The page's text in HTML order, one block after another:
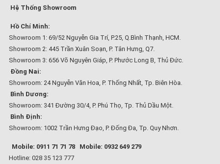
Hệ Thống Showroom
Hồ Chí Minh:
Showroom 1: 69/52 Nguyễn Gia Trí, P.25, Q.Bình Thạnh, HCM.
Showroom 2: 445 Trần Xuân Soạn, P. Tân Hưng, Q7.
Showroom 3: 656 Võ Nguyên Giáp, P. Phước Long B, Thủ Đức.
Đồng Nai:
Showroom: 24 Nguyễn Văn Hoa, P. Thống Nhất, Tp. Biên Hòa.
Bình Dương:
Showroom: 341 Đường 30/4, P. Phú Thọ, Tp. Thủ Dầu Một.
Bình Định:
Showroom: 1002 Trần Hưng Đạo, P. Đống Đa, Tp. Quy Nhơn.
Mobile: 0911 71 71 78
Mobile: 0932 649 279
Hotline: 028 35 123 777